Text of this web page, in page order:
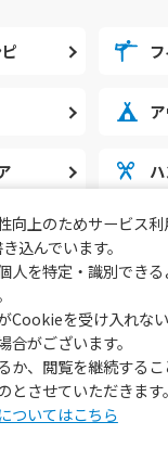
ィ
© 2022 無料動画サイト
向上のためサービス
込んでいます。
人を特定・識別でき
Cookieを受け入れな
合がございます。
か、閲覧を継続する
とさせていただきます。
ついてはこちら